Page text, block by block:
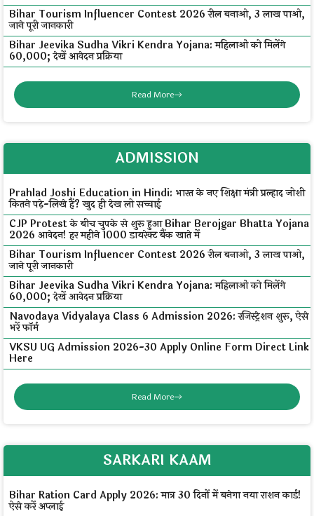
Bihar Tourism Influencer Contest 2026 रील बनाओ, ₹3 लाख पाओ,
जाने पूरी जानकारी
Bihar Jeevika Sudha Vikri Kendra Yojana: महिलाओं को मिलेंगे
₹60,000; देखें आवेदन प्रक्रिया
Read More
ADMISSION
Prahlad Joshi Education in Hindi: भारत के नए शिक्षा मंत्री प्रल्हाद जोशी
कितने पढ़े-लिखे हैं? खुद ही देख लो सच्चाई
CJP Protest के बीच चुपके से शुरू हुआ Bihar Berojgar Bhatta Yojana
2026 आवेदन! हर महीने ₹1000 डायरेक्ट बैंक खाते में
Bihar Tourism Influencer Contest 2026 रील बनाओ, ₹3 लाख पाओ,
जाने पूरी जानकारी
Bihar Jeevika Sudha Vikri Kendra Yojana: महिलाओं को मिलेंगे
₹60,000; देखें आवेदन प्रक्रिया
Navodaya Vidyalaya Class 6 Admission 2026: रजिस्ट्रेशन शुरू, ऐसे
भरें फॉर्म
VKSU UG Admission 2026-30 Apply Online Form Direct Link
Here
Read More
SARKARI KAAM
Bihar Ration Card Apply 2026: मात्र 30 दिनों में बनेगा नया राशन कार्ड!
ऐसे करें अप्लाई